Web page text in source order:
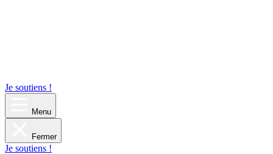
Je soutiens !
Menu
Fermer
Je soutiens !